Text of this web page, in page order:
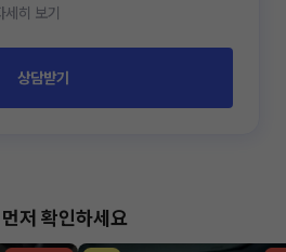
세히 보기
상담받기
저 확인하세요